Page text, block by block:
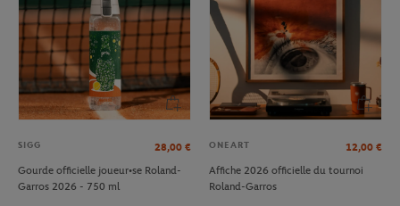
SIGG 28,00 €
Gourde officielle joueur•se Roland-
Garros 2026 - 750 ml
ONEART 12,00 €
Affiche 2026 officielle du tournoi
Roland-Garros